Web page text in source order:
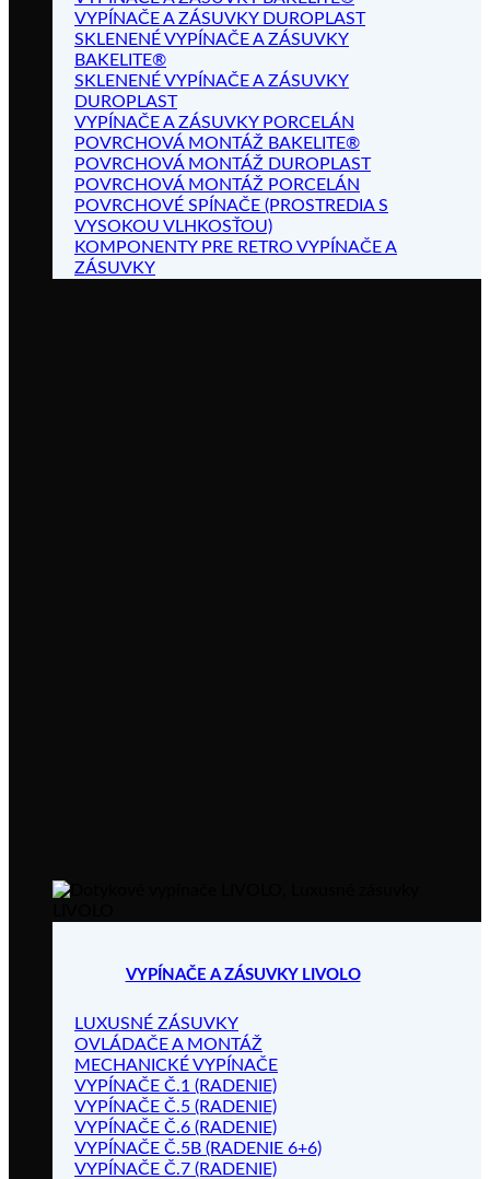
VYPÍNAČE A ZÁSUVKY DUROPLAST
SKLENENÉ VYPÍNAČE A ZÁSUVKY
BAKELITE®
SKLENENÉ VYPÍNAČE A ZÁSUVKY
DUROPLAST
VYPÍNAČE A ZÁSUVKY PORCELÁN
POVRCHOVÁ MONTÁŽ BAKELITE®
POVRCHOVÁ MONTÁŽ DUROPLAST
POVRCHOVÁ MONTÁŽ PORCELÁN
POVRCHOVÉ SPÍNAČE (PROSTREDIA S
VYSOKOU VLHKOSŤOU)
KOMPONENTY PRE RETRO VYPÍNAČE A
ZÁSUVKY
VYPÍNAČE A ZÁSUVKY LIVOLO
LUXUSNÉ ZÁSUVKY
OVLÁDAČE A MONTÁŽ
MECHANICKÉ VYPÍNAČE
VYPÍNAČE Č.1 (RADENIE)
VYPÍNAČE Č.5 (RADENIE)
VYPÍNAČE Č.6 (RADENIE)
VYPÍNAČE Č.5B (RADENIE 6+6)
VYPÍNAČE Č.7 (RADENIE)